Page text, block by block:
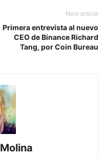
Next article
Primera entrevista al nuevo
CEO de Binance Richard
Tang, por Coin Bureau